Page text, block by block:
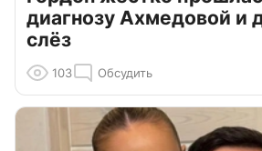
диагнозу Ахмедовой и
слёз
103 Обсудить